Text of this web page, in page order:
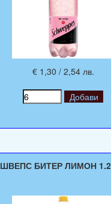
€ 1,30 / 2,54 лв.
ШВЕПС БИТЕР ЛИМОН